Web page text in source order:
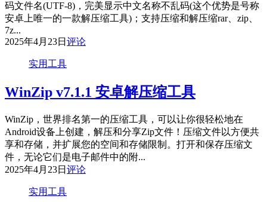
码文件名(UTF-8)，完美显示中文名称不乱码(这个优势是号称
安卓上唯一的一款解压缩工具)；支持压缩和解压缩rar、zip、
7z...
2025年4月23日 评论
实用工具
WinZip v7.1.1 安卓解压缩工具
WinZip，世界排名第一的压缩工具，可以让你很轻松地在
Android设备上创建，解压和分享Zip文件！压缩文件以方便共
享和存储，并扩展您的空间和存储限制。打开和保存压缩文
件，无论它们是电子邮件中的附...
2025年4月23日 评论
实用工具